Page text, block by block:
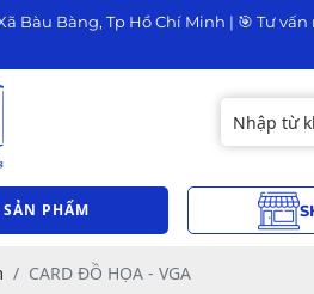
Bàu Bàng, Tp Hồ Chí Minh | 🎯 Tư
PHẨM
CARD ĐỒ HỌA - VGA